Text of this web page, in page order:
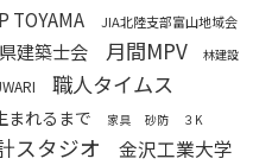
TOYAMA JIA北陸支部富山地域会
建築士会 月間MPV
林建設
職人タイムス
まれるまで 家具 砂防
３K
スタジオ 金沢工業大学